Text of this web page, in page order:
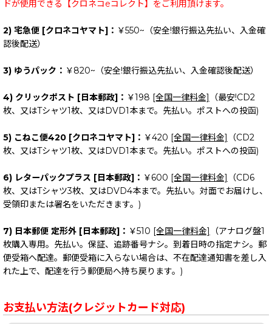
ドが使用できる【クロネコeコレクト】をご利用頂けます。
2) 宅急便 [クロネコヤマト]： ￥550~（安全!銀行振込先払い、入金確
認後配送）
3) ゆうパック： ￥820~（安全!銀行振込先払い、入金確認後配送）
4) クリックポスト [日本郵政]： ￥198 [全国一律料金]
（最安!CD2
枚、又はTシャツ1枚、又はDVD1本まで。先払い。ポストへの投函)
5) こねこ便420 [クロネコヤマト]： ￥420 [全国一律料金]
（CD2
枚、又はTシャツ1枚、又はDVD1本まで。先払い。ポストへの投函)
6) レターパックプラス [日本郵政]： ￥600 [全国一律料金]
（CD6
枚、又はTシャツ3枚、又はDVD4本まで。先払い。対面でお届けし、
受領印または署名をいただきます。)
7) 日本郵便 定形外 [日本郵政]： ￥510 [全国一律料金]
（アナログ盤1
枚購入専用。先払い。保証、追跡番号ナシ。到着日時の指定ナシ。郵
便受箱へ配達。郵便受箱に入らない場合は、不在配達通知書を差し入
れた上で、配達を行う郵便局へ持ち戻ります。)
お支払い方法(クレジットカード対応)